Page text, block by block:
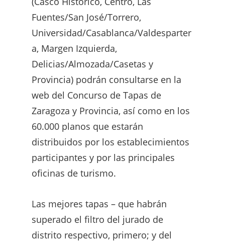
Fuentes/San José/Torrero,
Universidad/Casablanca/Valdesparter
a, Margen Izquierda,
Delicias/Almozada/Casetas y
Provincia) podrán consultarse en la
web del Concurso de Tapas de
Zaragoza y Provincia, así como en los
60.000 planos que estarán
distribuidos por los establecimientos
participantes y por las principales
oficinas de turismo.
Las mejores tapas – que habrán
superado el filtro del jurado de
distrito respectivo, primero; y del